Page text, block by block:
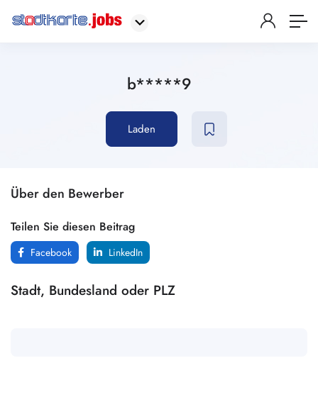
b*****9
Laden
Über den Bewerber
Teilen Sie diesen Beitrag
Facebook LinkedIn
Stadt, Bundesland oder PLZ